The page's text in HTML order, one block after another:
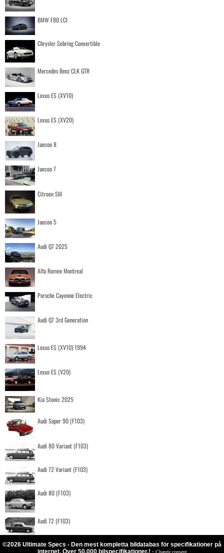
BMW F80 LCI
Chrysler Sebring Convertible
Mercedes Benz CLK GTR
Lexus ES (XV10)
Lexus ES (XV20)
Jaecoo 8
Jaecoo 7
Citroen SM
Jaecoo 5
Audi Q7 2025
Alfa Romeo Montreal
Porsche Cayenne Electric
Audi Q7 3rd Generation
Lexus ES (XV10) 1994
Lexus ES (V20)
Kia Stonic 2025
Audi Super 90 (F103)
Audi 80 Variant (F103)
Audi 72 Variant (F103)
Audi 80 (F103)
Audi 72 (F103)
©2026 Ultimate Specs - Den mest kompletta bildatabas för specifikationer på
internet. Över 50.000 bilspecifikationer.! - Change consent